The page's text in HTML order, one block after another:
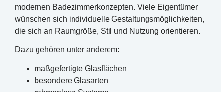
modernen Badezimmerkonzepten. Viele Eigentümer
wünschen sich individuelle Gestaltungsmöglichkeiten,
die sich an Raumgröße, Stil und Nutzung orientieren.
Dazu gehören unter anderem:
maßgefertigte Glasflächen
besondere Glasarten